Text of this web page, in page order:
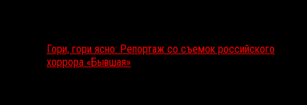
Гори, гори ясно: Репортаж со съемок российского
хоррора «Бывшая»